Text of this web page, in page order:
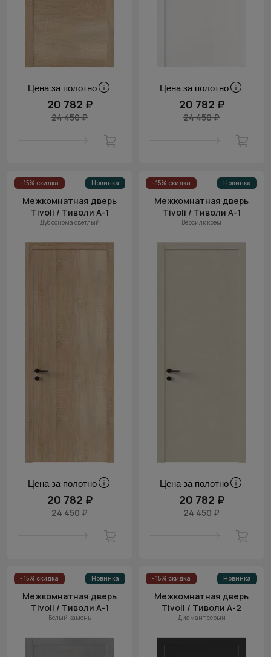
Цена за полотно
20 782 ₽
24 450 ₽
Цена за полотно
20 782 ₽
24 450 ₽
- 15% скидка Новинка
Межкомнатная дверь
Tivoli / Тиволи А-1
Дуб сонома светлый
Цена за полотно
20 782 ₽
24 450 ₽
- 15% скидка Новинка
Межкомнатная дверь
Tivoli / Тиволи А-1
Версилк крем
Цена за полотно
20 782 ₽
24 450 ₽
- 15% скидка Новинка
Межкомнатная дверь
Tivoli / Тиволи А-1
Белый камень
- 15% скидка Новинка
Межкомнатная дверь
Tivoli / Тиволи А-2
Диамант серый